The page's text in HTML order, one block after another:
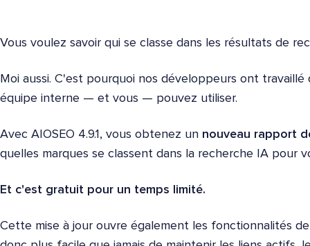
Vous voulez savoir qui se classe dans les résultats de
Moi aussi. C'est pourquoi nos développeurs ont
équipe interne — et vous — pouvez utiliser.
Avec AIOSEO 4.9.1, vous obtenez un nouveau rapport
quelles marques se classent dans la recherche IA pour
Et c'est gratuit pour un temps limité.
Cette mise à jour ouvre également les fonctionnalités